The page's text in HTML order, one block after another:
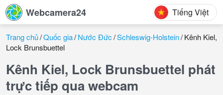
Webcamera24 Tiếng Việt
Trang chủ Quốc gia Nước Đức Schleswig-Holstein Kênh Kiel,
Lock Brunsbuettel
Kênh Kiel, Lock Brunsbuettel phát
trực tiếp qua webcam